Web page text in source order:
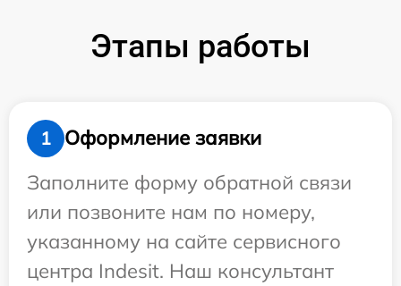
Этапы работы
1
Оформление заявки
Заполните форму обратной связи
или позвоните нам по номеру,
указанному на сайте сервисного
центра Indesit. Наш консультант